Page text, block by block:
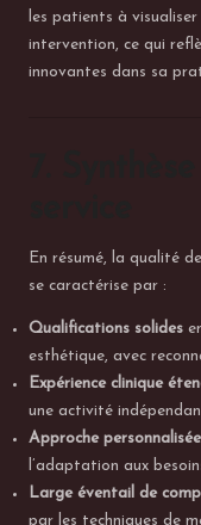
les patients à
intervention, ce qui
innovantes dans sa
En résumé, la qualité
se caractérise par :
Qualifications solides
esthétique, avec
Expérience clinique
une activité
Approche
l’adaptation aux
Large éventail de
par les techniques de